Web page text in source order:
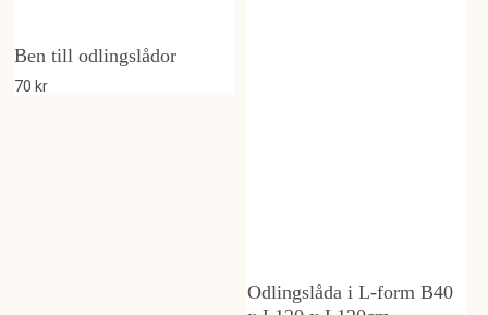
Ben till odlingslådor
70kr
Odlingslåda i L-form B40